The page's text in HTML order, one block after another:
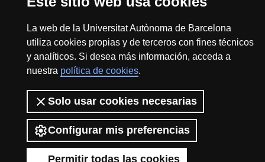
La web de la Universitat Autònoma de Barcelona
utiliza cookies propias y de terceros con fines técnicos
y analíticos. Si desea más información, acceda a
nuestra política de cookies.
Solo usar cookies necesarias
Configurar mis preferencias
Permitir todas las cookies
2026 Divulga UAB - Commons Reconocimiento -
No Comercial (CC BY NC) - ISSN: 2014-6388
View low-bandwidth version